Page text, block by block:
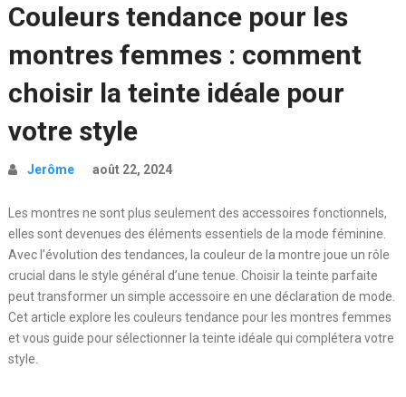
Couleurs tendance pour les
montres femmes : comment
choisir la teinte idéale pour
votre style
Jerôme août 22, 2024
Les montres ne sont plus seulement des accessoires fonctionnels,
elles sont devenues des éléments essentiels de la mode féminine.
Avec l’évolution des tendances, la couleur de la montre joue un rôle
crucial dans le style général d’une tenue. Choisir la teinte parfaite
peut transformer un simple accessoire en une déclaration de mode.
Cet article explore les couleurs tendance pour les montres femmes
et vous guide pour sélectionner la teinte idéale qui complétera votre
style.